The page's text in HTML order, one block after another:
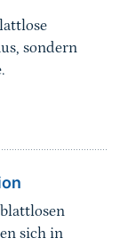
sondern
sich in